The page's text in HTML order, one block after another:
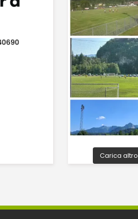
Carica altro